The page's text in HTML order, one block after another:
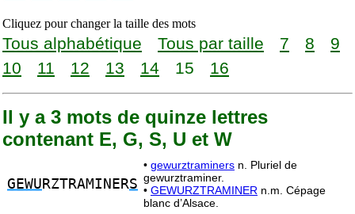
Cliquez pour changer la taille des mots
Tous alphabétique Tous par taille 7 8
9
10
11 12 13 14 15 16
Il y a 3 mots de quinze lettres
contenant E, G, S, U et W
GEWU RZTRAMINERS
• gewurztraminers n. Pluriel de
gewurztraminer.
• GEWURZTRAMINER n.m. Cépage
blanc d’Alsace.